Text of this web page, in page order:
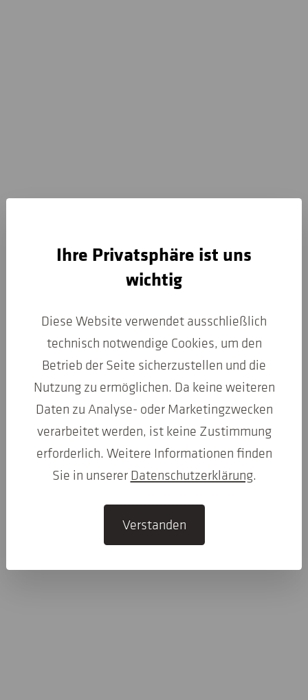
Ihre Privatsphäre ist uns
wichtig
Diese Website verwendet ausschließlich
technisch notwendige Cookies, um den
Betrieb der Seite sicherzustellen und die
Nutzung zu ermöglichen. Da keine weiteren
Daten zu Analyse- oder Marketingzwecken
verarbeitet werden, ist keine Zustimmung
erforderlich. Weitere Informationen finden
Sie in unserer Datenschutzerklärung.
Verstanden